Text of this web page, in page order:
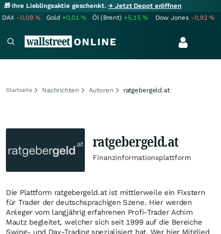
🎁 Ihre Lieblingsaktie geschenkt.→ Jetzt Depot eröffnen
DAX -0,09% Gold +0,01% Öl (Brent) +5,15% Dow Jones -0,92%
Startseite Nachrichten Autoren ratgebergeld.at
ratgebergeld.at
Finanzinformationsplattform
Die Plattform ratgebergeld.at ist mittlerweile ein Fixstern
für Trader der deutschsprachigen Szene. Hier werden
Anleger vom langjährig erfahrenen Profi-Trader Achim
Mautz begleitet, welcher sich seit 1999 auf die Bereiche
Swing- und Day-Trading spezialisiert hat. Wer hier Mitglied